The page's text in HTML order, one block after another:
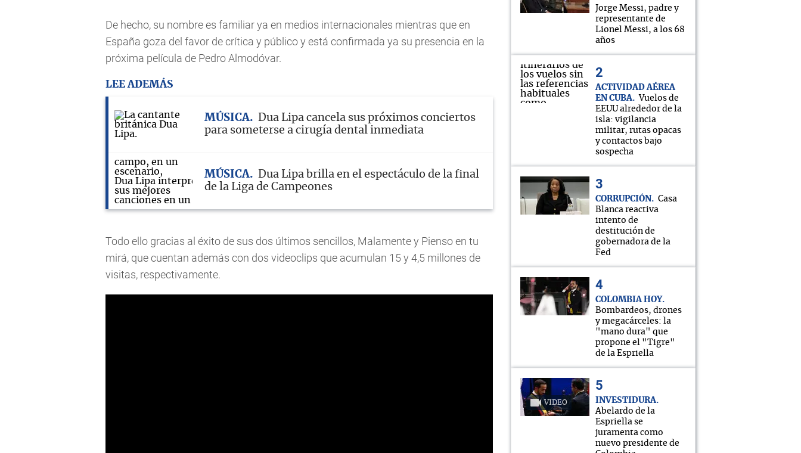
De hecho, su nombre es familiar ya en medios internacionales mientras que en
España goza del favor de crítica y público y está confirmada ya su presencia en la
próxima película de Pedro Almodóvar.
LEE ADEMÁS
MÚSICA
Dua Lipa cancela sus próximos conciertos
para someterse a cirugía dental inmediata
MÚSICA
Dua Lipa brilla en el espectáculo de la final
de la Liga de Campeones
Todo ello gracias al éxito de sus dos últimos sencillos, Malamente y Pienso en tu
mirá, que cuentan además con dos videoclips que acumulan 15 y 4,5 millones de
visitas, respectivamente.
Jorge Messi, padre y
representante de
Lionel Messi, a los 68
años
ACTIVIDAD AÉREA
EN CUBA
Vuelos de
EEUU alrededor de la
isla: vigilancia
militar, rutas opacas
y contactos bajo
sospecha
CORRUPCIÓN
Casa
Blanca reactiva
intento de
destitución de
gobernadora de la
Fed
COLOMBIA HOY
Bombardeos, drones
y megacárceles: la
"mano dura" que
propone el "Tigre"
de la Espriella
VIDEO
INVESTIDURA
Abelardo de la
Espriella se
juramenta como
nuevo presidente de